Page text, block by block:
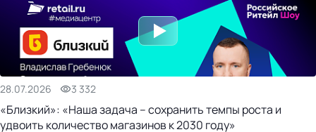
28.07.2026 3 332
«Близкий»: «Наша задача – сохранить темпы роста и
удвоить количество магазинов к 2030 году»